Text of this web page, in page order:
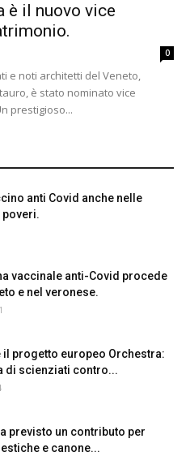
è il nuovo vice
0
e noti architetti del Veneto,
è stato nominato vice
prestigioso...
anti Covid anche nelle
poveri.
vaccinale anti-Covid procede
e nel veronese.
il progetto europeo Orchestra:
di scienziati contro...
previsto un contributo per
e canone...